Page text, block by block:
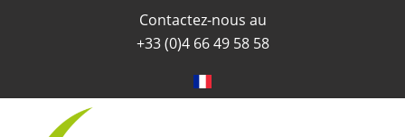
Contactez-nous au
+33 (0)4 66 49 58 58